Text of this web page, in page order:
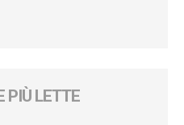
PIÙ LETTE